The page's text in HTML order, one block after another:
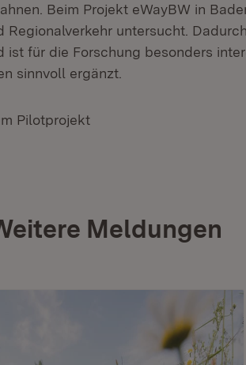
Beim Projekt eWayBW in
untersucht.
für die Forschung besonders
sinnvoll ergänzt.
Pilotprojekt
Meldungen